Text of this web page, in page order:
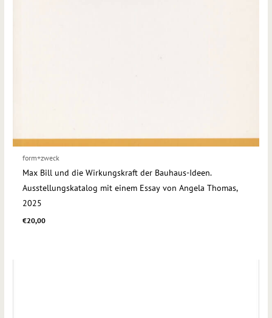
form+zweck
Max Bill und die Wirkungskraft der Bauhaus-Ideen.
Ausstellungskatalog mit einem Essay von Angela Thomas,
2025
€20,00